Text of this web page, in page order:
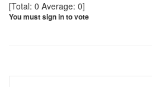
[Total: 0 Average: 0]
You must sign in to vote